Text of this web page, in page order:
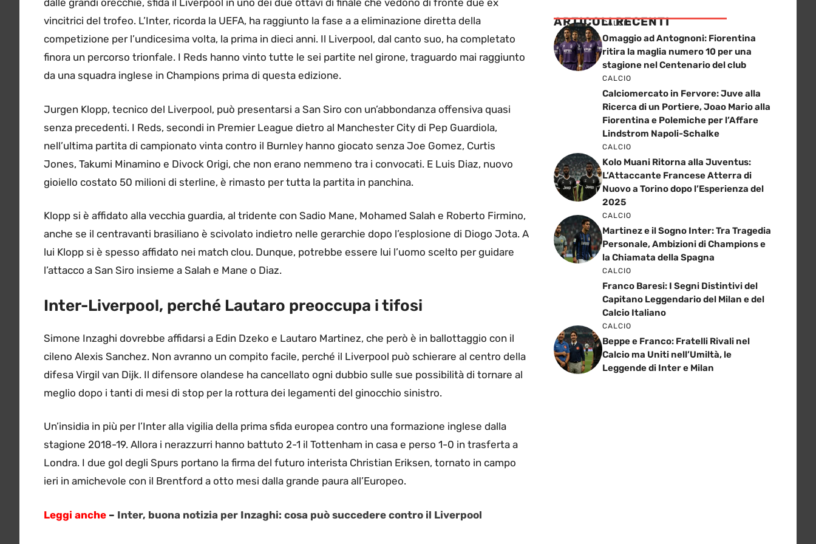
dalle grandi orecchie, sfida il Liverpool in uno dei due ottavi di finale che vedono di fronte due ex
vincitrici del trofeo. L’Inter, ricorda la UEFA, ha raggiunto la fase a a eliminazione diretta della
competizione per l’undicesima volta, la prima in dieci anni. Il Liverpool, dal canto suo, ha completato
finora un percorso trionfale. I Reds hanno vinto tutte le sei partite nel girone, traguardo mai raggiunto
da una squadra inglese in Champions prima di questa edizione.
Jurgen Klopp, tecnico del Liverpool, può presentarsi a San Siro con un’abbondanza offensiva quasi
senza precedenti. I Reds, secondi in Premier League dietro al Manchester City di Pep Guardiola,
nell’ultima partita di campionato vinta contro il Burnley hanno giocato senza Joe Gomez, Curtis
Jones, Takumi Minamino e Divock Origi, che non erano nemmeno tra i convocati. E Luis Diaz, nuovo
gioiello costato 50 milioni di sterline, è rimasto per tutta la partita in panchina.
Klopp si è affidato alla vecchia guardia, al tridente con Sadio Mane, Mohamed Salah e Roberto Firmino,
anche se il centravanti brasiliano è scivolato indietro nelle gerarchie dopo l’esplosione di Diogo Jota. A
lui Klopp si è spesso affidato nei match clou. Dunque, potrebbe essere lui l’uomo scelto per guidare
l’attacco a San Siro insieme a Salah e Mane o Diaz.
Inter-Liverpool, perché Lautaro preoccupa i tifosi
Simone Inzaghi dovrebbe affidarsi a Edin Dzeko e Lautaro Martinez, che però è in ballottaggio con il
cileno Alexis Sanchez. Non avranno un compito facile, perché il Liverpool può schierare al centro della
difesa Virgil van Dijk. Il difensore olandese ha cancellato ogni dubbio sulle sue possibilità di tornare al
meglio dopo i tanti di mesi di stop per la rottura dei legamenti del ginocchio sinistro.
Un’insidia in più per l’Inter alla vigilia della prima sfida europea contro una formazione inglese dalla
stagione 2018-19. Allora i nerazzurri hanno battuto 2-1 il Tottenham in casa e perso 1-0 in trasferta a
Londra. I due gol degli Spurs portano la firma del futuro interista Christian Eriksen, tornato in campo
ieri in amichevole con il Brentford a otto mesi dalla grande paura all’Europeo.
Leggi anche – Inter, buona notizia per Inzaghi: cosa può succedere contro il Liverpool
ARTICOLI RECENTI
CALCIO
Omaggio ad Antognoni: Fiorentina
ritira la maglia numero 10 per una
stagione nel Centenario del club
CALCIO
Calciomercato in Fervore: Juve alla
Ricerca di un Portiere, Joao Mario alla
Fiorentina e Polemiche per l’Affare
Lindstrom Napoli-Schalke
CALCIO
Kolo Muani Ritorna alla Juventus:
L’Attaccante Francese Atterra di
Nuovo a Torino dopo l’Esperienza del
2025
CALCIO
Martinez e il Sogno Inter: Tra Tragedia
Personale, Ambizioni di Champions e
la Chiamata della Spagna
CALCIO
Franco Baresi: I Segni Distintivi del
Capitano Leggendario del Milan e del
Calcio Italiano
CALCIO
Beppe e Franco: Fratelli Rivali nel
Calcio ma Uniti nell’Umiltà, le
Leggende di Inter e Milan